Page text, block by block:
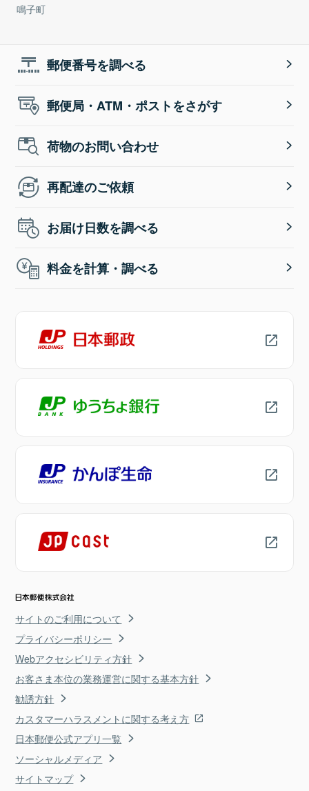
鳴子町
郵便番号を調べる
郵便局・ATM・ポストをさがす
荷物のお問い合わせ
再配達のご依頼
お届け日数を調べる
料金を計算・調べる
サイトのご利用について
プライバシーポリシー
Webアクセシビリティ方針
お客さま本位の業務運営に関する基本方針
勧誘方針
カスタマーハラスメントに関する考え方
日本郵便公式アプリ一覧
ソーシャルメディア
サイトマップ